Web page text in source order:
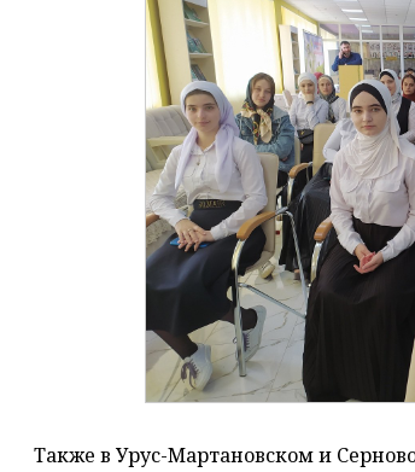
Также в Урус-Мартановском и